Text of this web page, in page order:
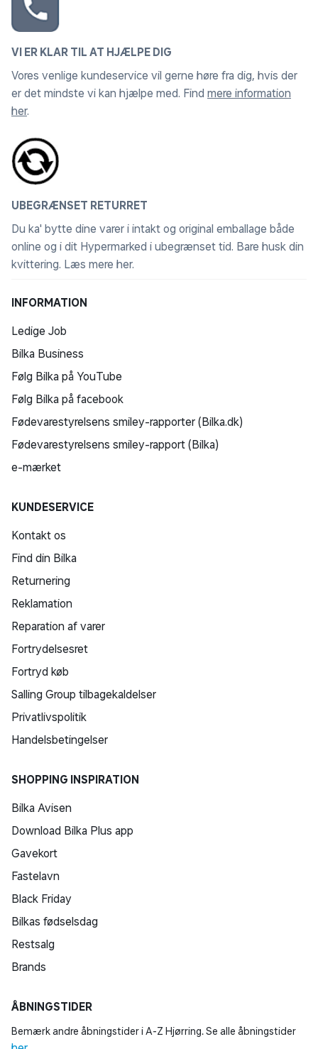
VI ER KLAR TIL AT HJÆLPE DIG
Vores venlige kundeservice vil gerne høre fra dig, hvis der
er det mindste vi kan hjælpe med. Find mere information
her.
UBEGRÆNSET RETURRET
Du ka' bytte dine varer i intakt og original emballage både
online og i dit Hypermarked i ubegrænset tid. Bare husk din
kvittering. Læs mere her.
INFORMATION
Ledige Job
Bilka Business
Følg Bilka på YouTube
Følg Bilka på facebook
Fødevarestyrelsens smiley-rapporter (Bilka.dk)
Fødevarestyrelsens smiley-rapport (Bilka)
e-mærket
KUNDESERVICE
Kontakt os
Find din Bilka
Returnering
Reklamation
Reparation af varer
Fortrydelsesret
Fortryd køb
Salling Group tilbagekaldelser
Privatlivspolitik
Handelsbetingelser
SHOPPING INSPIRATION
Bilka Avisen
Download Bilka Plus app
Gavekort
Fastelavn
Black Friday
Bilkas fødselsdag
Restsalg
Brands
ÅBNINGSTIDER
Bemærk andre åbningstider i A-Z Hjørring. Se alle åbningstider